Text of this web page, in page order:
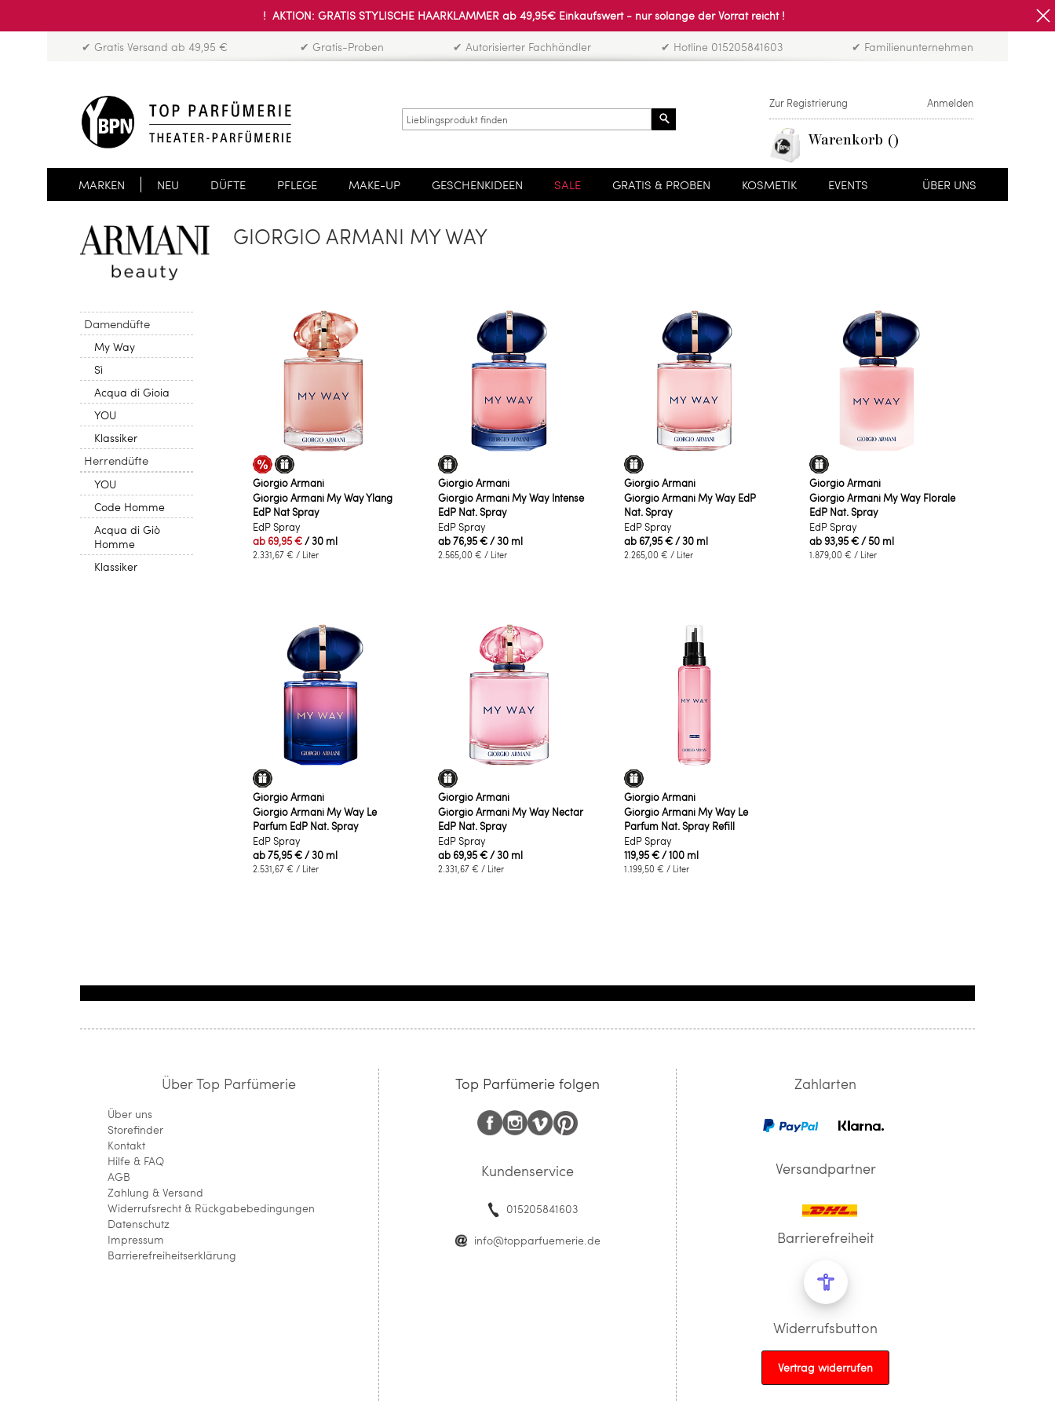
! AKTION: GRATIS STYLISCHE HAARKLAMMER ab 49,95€ Einkaufswert - nur solange der Vorrat reicht !
✔ Gratis Versand ab 49,95 € ✔ Gratis-Proben ✔ Autorisierter Fachhändler ✔ Hotline 015205841603 ✔ Familienunternehmen
Zur Registrierung Anmelden
Warenkorb
MARKEN NEU DÜFTE PFLEGE MAKE-UP GESCHENKIDEEN SALE GRATIS & PROBEN KOSMETIK EVENTS ÜBER UNS
Damendüfte
My Way
Sì
Acqua di Gioia
YOU
Klassiker
Herrendüfte
YOU
Code Homme
Acqua di Giò
Homme
Klassiker
GIORGIO ARMANI MY WAY
Giorgio Armani
Giorgio Armani My Way Ylang
EdP Nat Spray
EdP Spray
ab 69,95 €/ 30 ml
2.331,67 € / Liter
Giorgio Armani
Giorgio Armani My Way Intense
EdP Nat. Spray
EdP Spray
ab76,95 €/ 30 ml
2.565,00 € / Liter
Giorgio Armani
Giorgio Armani My Way EdP
Nat. Spray
EdP Spray
ab 67,95 €/ 30 ml
2.265,00 € / Liter
Giorgio Armani
Giorgio Armani My Way Florale
EdP Nat. Spray
EdP Spray
ab93,95 €/ 50 ml
1.879,00 € / Liter
Giorgio Armani
Giorgio Armani My Way Le
Parfum EdP Nat. Spray
EdP Spray
ab75,95 €/ 30 ml
2.531,67 € / Liter
Giorgio Armani
Giorgio Armani My Way Nectar
EdP Nat. Spray
EdP Spray
ab 69,95 €/ 30 ml
2.331,67 € / Liter
Giorgio Armani
Giorgio Armani My Way Le
Parfum Nat. Spray Refill
EdP Spray
119,95 €/ 100 ml
1.199,50 € / Liter
Über Top Parfümerie
Über uns
Storefinder
Kontakt
Hilfe & FAQ
AGB
Zahlung & Versand
Widerrufsrecht & Rückgabebedingungen
Datenschutz
Impressum
Barrierefreiheitserklärung
Top Parfümerie folgen
Kundenservice
015205841603
info@topparfuemerie.de
Zahlarten
Versandpartner
Barrierefreiheit
Widerrufsbutton
Vertrag widerrufen